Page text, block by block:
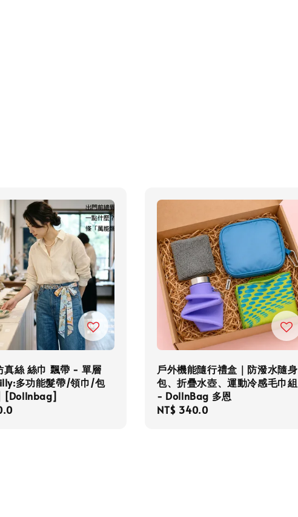
真絲 絲巾 飄帶 - 單層
多功能髮帶/領巾/包
[Dollnbag]
戶外機能隨行禮盒｜防潑水隨身
包、折疊水壺、運動冷感毛巾組
- DollnBag 多恩
Regular
NT$ 340.0